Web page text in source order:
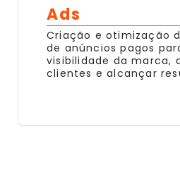
Ads
Criação e otimização
de anúncios pagos
visibilidade da marca,
clientes e alcançar